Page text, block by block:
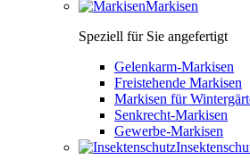
Markisen
Speziell für Sie angefertigt
Gelenkarm-Markisen
Freistehende Markisen
Markisen für
Senkrecht-Markisen
Gewerbe-Markisen